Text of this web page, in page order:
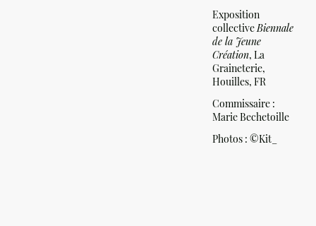
Exposition
collectiveBiennale
de la Jeune
Création, La
Graineterie,
Houilles, FR
Commissaire :
Marie Bechetoille
Photos : ©Kit_